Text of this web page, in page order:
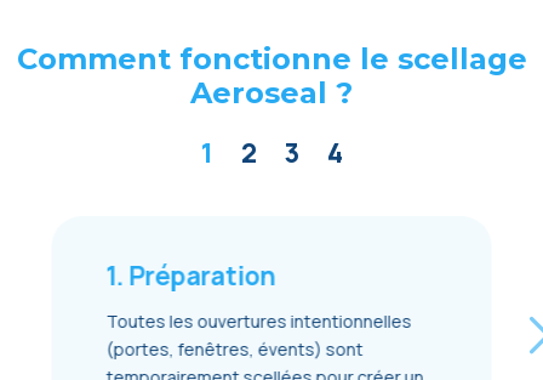
Comment fonctionne le scellage
Aeroseal ?
1 2 3 4
1. Préparation
Toutes les ouvertures intentionnelles
(portes, fenêtres, évents) sont